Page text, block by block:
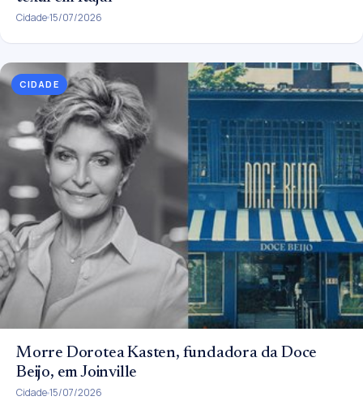
Cidade15/07/2026
CIDADE
Morre Dorotea Kasten, fundadora da Doce
Beijo, em Joinville
Cidade15/07/2026